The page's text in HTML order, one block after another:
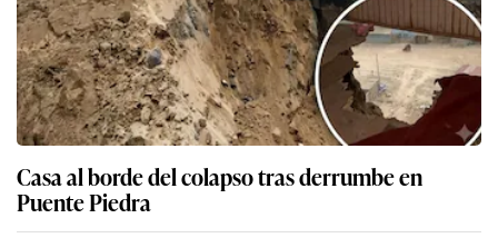
Casa al borde del colapso tras derrumbe en
Puente Piedra